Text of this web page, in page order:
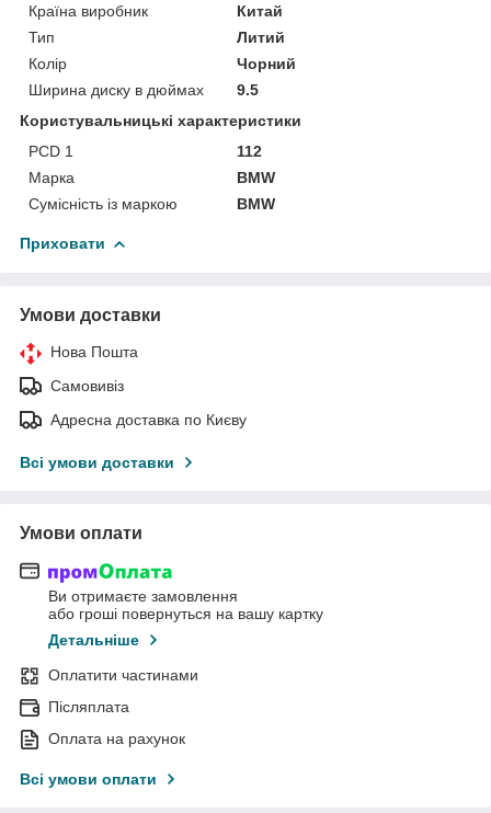
Країна виробник
Китай
Тип
Литий
Колір
Чорний
Ширина диску в дюймах
9.5
Користувальницькі характеристики
PCD 1
112
Марка
BMW
Сумісність із маркою
BMW
Приховати
Умови доставки
Нова Пошта
Самовивіз
Адресна доставка по Києву
Всі умови доставки
Умови оплати
Ви отримаєте замовлення
або гроші повернуться на вашу картку
Детальніше
Оплатити частинами
Післяплата
Оплата на рахунок
Всі умови оплати